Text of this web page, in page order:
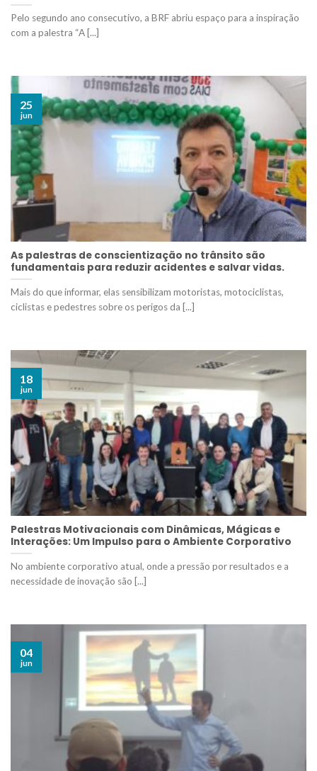
Pelo segundo ano consecutivo, a BRF abriu espaço para a inspiração
com a palestra “A [...]
As palestras de conscientização no trânsito são
fundamentais para reduzir acidentes e salvar vidas.
Mais do que informar, elas sensibilizam motoristas, motociclistas,
ciclistas e pedestres sobre os perigos da [...]
25
jun
Palestras Motivacionais com Dinâmicas, Mágicas e
Interações: Um Impulso para o Ambiente Corporativo
No ambiente corporativo atual, onde a pressão por resultados e a
necessidade de inovação são [...]
18
jun
04
jun